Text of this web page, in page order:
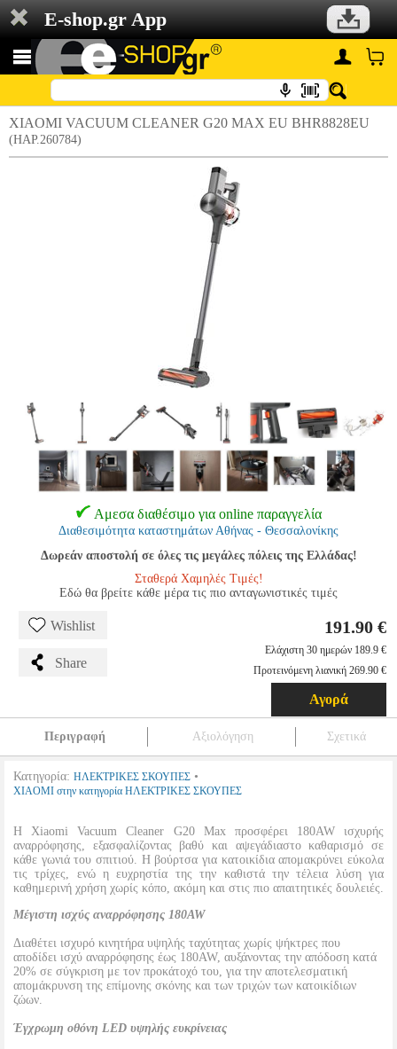
E-shop.gr App
XIAOMI VACUUM CLEANER G20 MAX EU BHR8828EU
(HAP.260784)
Αμεσα διαθέσιμο για online παραγγελία
Διαθεσιμότητα καταστημάτων Αθήνας - Θεσσαλονίκης
Δωρεάν αποστολή σε όλες τις μεγάλες πόλεις της Ελλάδας!
Σταθερά Χαμηλές Τιμές!
Εδώ θα βρείτε κάθε μέρα τις πιο ανταγωνιστικές τιμές
Wishlist
Share
191.90 €
Ελάχιστη 30 ημερών 189.9 €
Προτεινόμενη λιανική 269.90 €
Αγορά
Περιγραφή Αξιολόγηση Σχετικά
Κατηγορία: ΗΛΕΚΤΡΙΚΕΣ ΣΚΟΥΠΕΣ •
XIAOMI στην κατηγορία ΗΛΕΚΤΡΙΚΕΣ ΣΚΟΥΠΕΣ
Η Xiaomi Vacuum Cleaner G20 Max προσφέρει 180AW ισχυρής
αναρρόφησης, εξασφαλίζοντας βαθύ και αψεγάδιαστο καθαρισμό σε
κάθε γωνιά του σπιτιού. Η βούρτσα για κατοικίδια απομακρύνει εύκολα
τις τρίχες, ενώ η ευχρηστία της την καθιστά την τέλεια λύση για
καθημερινή χρήση χωρίς κόπο, ακόμη και στις πιο απαιτητικές δουλειές.
Μέγιστη ισχύς αναρρόφησης 180AW
Διαθέτει ισχυρό κινητήρα υψηλής ταχύτητας χωρίς ψήκτρες που
αποδίδει ισχύ αναρρόφησης έως 180AW, αυξάνοντας την απόδοση κατά
20% σε σύγκριση με τον προκάτοχό του, για την αποτελεσματική
απομάκρυνση της επίμονης σκόνης και των τριχών των κατοικίδιων
ζώων.
Έγχρωμη οθόνη LED υψηλής ευκρίνειας